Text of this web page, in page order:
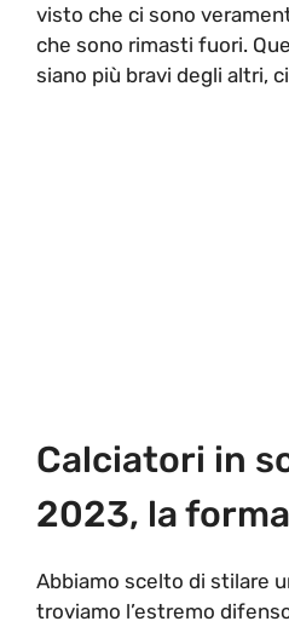
visto che ci sono
che sono rimasti fuori.
siano più bravi degli altri,
Calciatori in
2023, la
Abbiamo scelto di stilare
troviamo l’estremo